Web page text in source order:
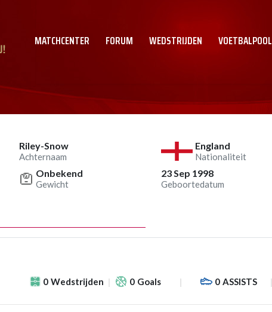
MATCHCENTER FORUM WEDSTRIJDEN VOETBALPOOL
Riley-Snow
Achternaam
England
Nationaliteit
Onbekend
Gewicht
23 Sep 1998
Geboortedatum
0 Wedstrijden 0 Goals 0 ASSISTS